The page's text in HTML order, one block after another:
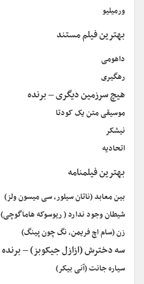
ورمیلیو
بهترین فیلم مستند
داهومی
رهگیری
هیچ سرزمین دیگری – برنده
موسیقی متن یک کودتا
نیشکر
اتحادیه
بهترین فیلمنامه
بین معابد (ناتان سیلور، سی میسون ولز)
شیطان وجود ندارد ( ریوسوکه هاماگوچی)
زن (سام اچ فریمن، نگ چون پینگ)
سه دخترش (ازازل جیکوبز) – برنده
سیاره جانت (آنی بیکر)